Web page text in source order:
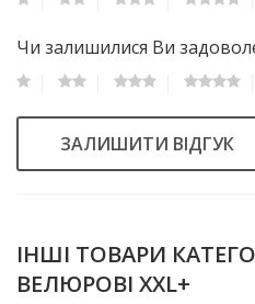
Чи залишилися Ви
ЗАЛИШИТИ ВІДГУК
ІНШІ ТОВАРИ
ВЕЛЮРОВІ XXL+